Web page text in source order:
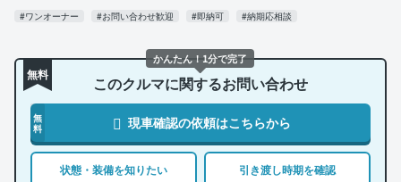
#ワンオーナー #お問い合わせ歓迎 #即納可 #納期応相談
無料 このクルマに関するお問い合わせ
無
料
現車確認の依頼はこちらから
状態・装備を知りたい 引き渡し時期を確認
かんたん！1分で完了